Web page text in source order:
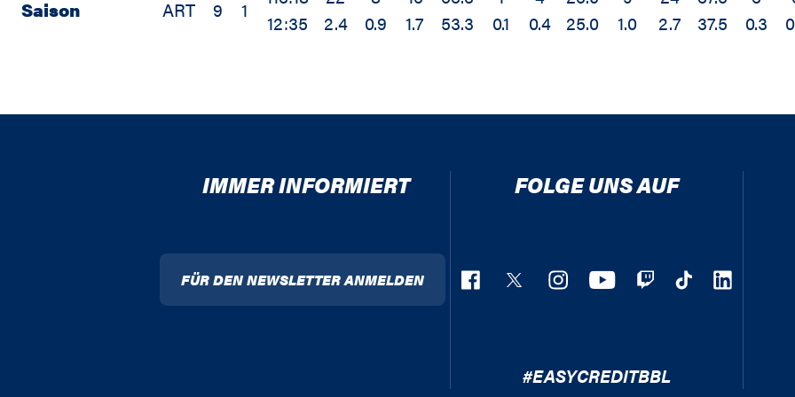
Saison ART 9 1
12:35
2.4
0.9
1.7
53.3
0.1
0.4
25.0
1.0
2.7
37.5
0.3
IMMER INFORMIERT
FÜR DEN NEWSLETTER ANMELDEN
FOLGE UNS AUF
#EASYCREDITBBL